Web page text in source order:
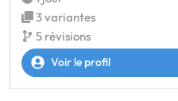
3 variantes
5 révisions
Voir le profil